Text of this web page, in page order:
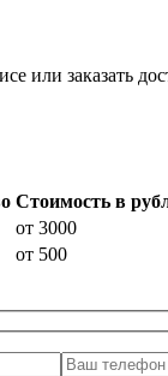
или заказать
Стоимость в
от 3000
от 500